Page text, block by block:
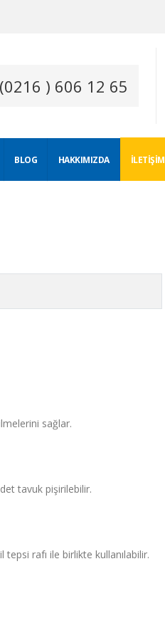
(0216 ) 606 12 65
BLOG HAKKIMIZDA İLETIŞIM
sağlar.
tavuk pişirilebilir.
tepsi rafı ile birlikte kullanılabilir.